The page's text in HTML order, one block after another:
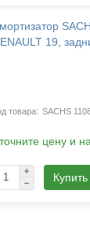
19,
SACHS
цену и
Купить